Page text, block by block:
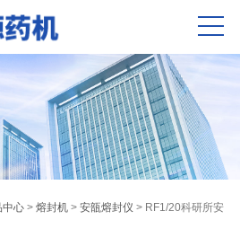
中心 >熔封机 >安瓿熔封仪 > RF1/20科研所安